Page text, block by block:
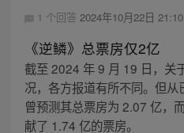
1 个回答 2024年10月22日 21:10
《逆鳞》总票房仅2亿
截至 2024 年 9 月 19 日，关
况，各方报道有所不同。但
曾预测其总票房为 2.07 亿，
献了 1.74 亿的票房。